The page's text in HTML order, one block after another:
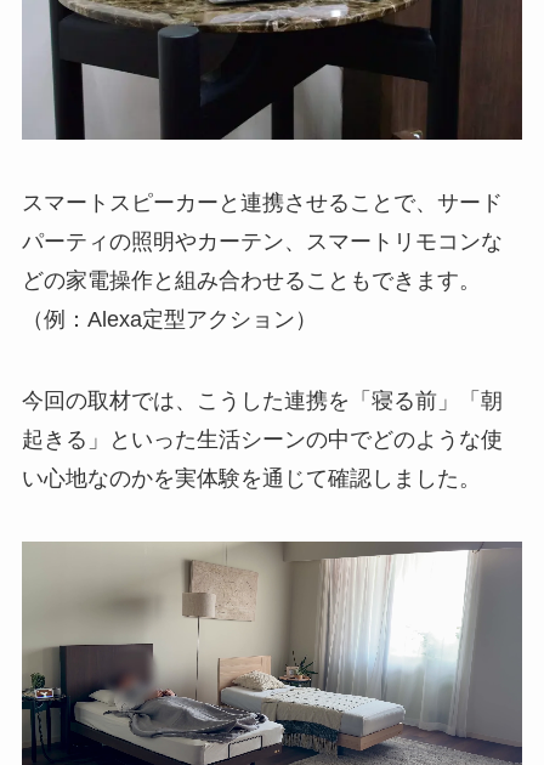
スマートスピーカーと連携させることで、サード
パーティの照明やカーテン、スマートリモコンな
どの家電操作と組み合わせることもできます。
（例：Alexa定型アクション）
今回の取材では、こうした連携を「寝る前」「朝
起きる」といった生活シーンの中でどのような使
い心地なのかを実体験を通じて確認しました。